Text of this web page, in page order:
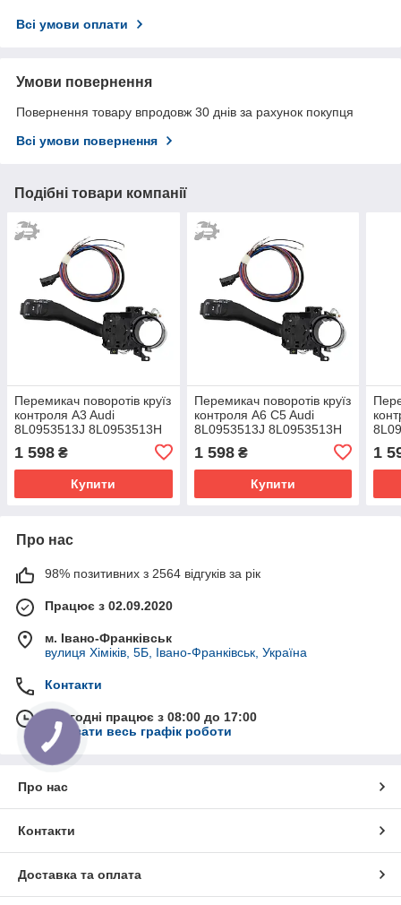
Всі умови оплати
Умови повернення
Повернення товару впродовж 30 днів за рахунок покупця
Всі умови повернення
Подібні товари компанії
Перемикач поворотів круїз
контроля A3 Audi
8L0953513J 8L0953513H
8L0953513B01C
1 598 ₴
Купити
Перемикач поворотів круїз
контроля A6 C5 Audi
8L0953513J 8L0953513H
8L0953513B01C
1 598₴
Купити
1
Про нас
98% позитивних з 2564 відгуків за рік
Працює з 02.09.2020
м. Івано-Франківськ
вулиця Хіміків, 5Б, Івано-Франківськ, Україна
Контакти
Сьогодні працює з 08:00 до 17:00
Показати весь графік роботи
Про нас
Контакти
Доставка та оплата